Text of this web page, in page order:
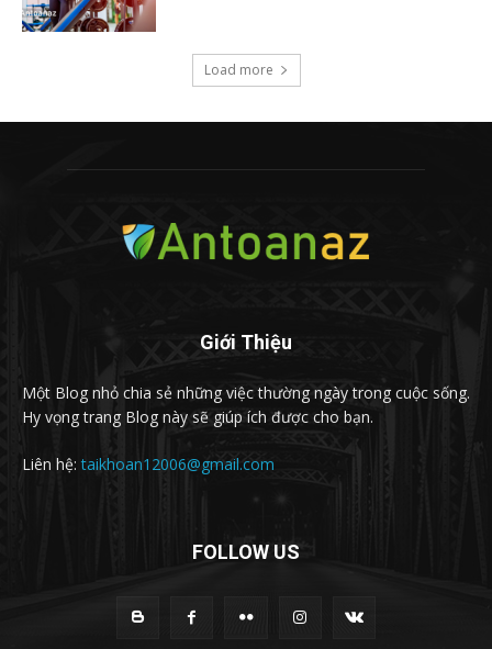
Load more
Giới Thiệu
Một Blog nhỏ chia sẻ những việc thường ngày trong cuộc sống.
Hy vọng trang Blog này sẽ giúp ích được cho bạn.
Liên hệ:taikhoan12006@gmail.com
FOLLOW US